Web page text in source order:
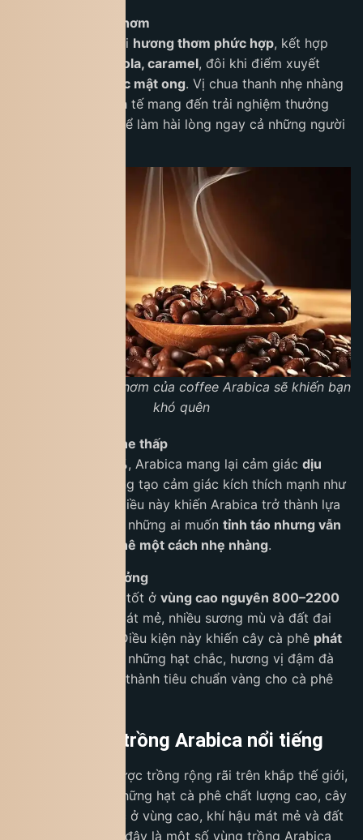
Hương vị và mùi thơm
Arabica nổi bật với hương thơm phức hợp, kết hợp
hoa quả, socola, caramel, đôi khi điểm xuyết
hương hạt dẻ hoặc mật ong. Vị chua thanh nhẹ nhàng
cùng hậu ngọt tinh tế mang đến trải nghiệm thưởng
thức đa tầng, đủ để làm hài lòng ngay cả những người
Hương vị và mùi thơm của coffee Arabica sẽ khiến bạn
khó quên
Hàm lượng caffeine thấp
1–1,5%, Arabica mang lại cảm giác dịu
, không tạo cảm giác kích thích mạnh như
Robusta (2–4%). Điều này khiến Arabica trở thành lựa
chọn lý tưởng cho những ai muốn tỉnh táo nhưng vẫn
thưởng thức cà phê một cách nhẹ nhàng.
Điều kiện sinh trưởng
Arabica phát triển tốt ở vùng cao nguyên 800–2200
, nơi khí hậu mát mẻ, nhiều sương mù và đất đai
giàu dinh dưỡng. Điều kiện này khiến cây cà phê phát
, tạo ra những hạt chắc, hương vị đậm đà
và phong phú, trở thành tiêu chuẩn vàng cho cà phê
Những vùng trồng Arabica nổi tiếng
Cà phê Arabica được trồng rộng rãi trên khắp thế giới,
nhưng để tạo ra những hạt cà phê chất lượng cao, cây
cần được canh tác ở vùng cao, khí hậu mát mẻ và đất
đai màu mỡ. Dưới đây là một số vùng trồng Arabica